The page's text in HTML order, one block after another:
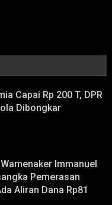
Capai Rp 200 T, DPR
Dibongkar
Immanuel
Pemerasan
Aliran Dana Rp81